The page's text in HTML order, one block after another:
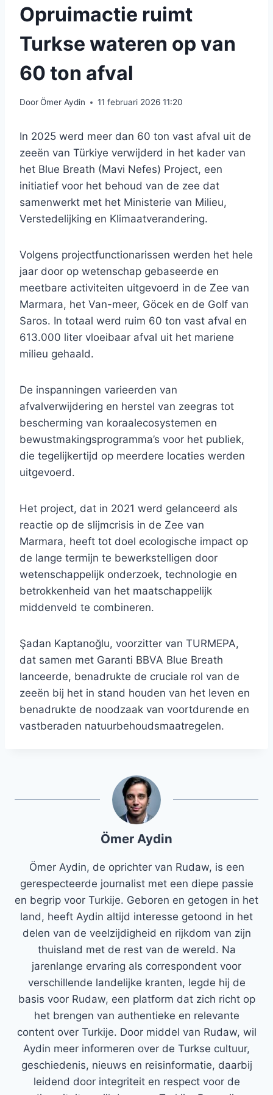
Opruimactie ruimt
Turkse wateren op van
60 ton afval
DoorÖmer Aydin 11 februari 2026 11:20
In 2025 werd meer dan 60 ton vast afval uit de
zeeën van Türkiye verwijderd in het kader van
het Blue Breath (Mavi Nefes) Project, een
initiatief voor het behoud van de zee dat
samenwerkt met het Ministerie van Milieu,
Verstedelijking en Klimaatverandering.
Volgens projectfunctionarissen werden het hele
jaar door op wetenschap gebaseerde en
meetbare activiteiten uitgevoerd in de Zee van
Marmara, het Van-meer, Göcek en de Golf van
Saros. In totaal werd ruim 60 ton vast afval en
613.000 liter vloeibaar afval uit het mariene
milieu gehaald.
De inspanningen varieerden van
afvalverwijdering en herstel van zeegras tot
bescherming van koraalecosystemen en
bewustmakingsprogramma’s voor het publiek,
die tegelijkertijd op meerdere locaties werden
uitgevoerd.
Het project, dat in 2021 werd gelanceerd als
reactie op de slijmcrisis in de Zee van
Marmara, heeft tot doel ecologische impact op
de lange termijn te bewerkstelligen door
wetenschappelijk onderzoek, technologie en
betrokkenheid van het maatschappelijk
middenveld te combineren.
Şadan Kaptanoğlu, voorzitter van TURMEPA,
dat samen met Garanti BBVA Blue Breath
lanceerde, benadrukte de cruciale rol van de
zeeën bij het in stand houden van het leven en
benadrukte de noodzaak van voortdurende en
vastberaden natuurbehoudsmaatregelen.
Ömer Aydin
Ömer Aydin, de oprichter van Rudaw, is een
gerespecteerde journalist met een diepe passie
en begrip voor Turkije. Geboren en getogen in het
land, heeft Aydin altijd interesse getoond in het
delen van de veelzijdigheid en rijkdom van zijn
thuisland met de rest van de wereld. Na
jarenlange ervaring als correspondent voor
verschillende landelijke kranten, legde hij de
basis voor Rudaw, een platform dat zich richt op
het brengen van authentieke en relevante
content over Turkije. Door middel van Rudaw, wil
Aydin meer informeren over de Turkse cultuur,
geschiedenis, nieuws en reisinformatie, daarbij
leidend door integriteit en respect voor de